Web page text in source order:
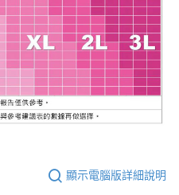
顯示電腦版詳細說明